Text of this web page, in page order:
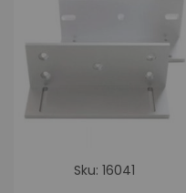
Sku: 16041